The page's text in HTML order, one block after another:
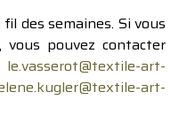
des semaines. Si vous
pouvez contacter
le.vasserot@textile-art-
art-